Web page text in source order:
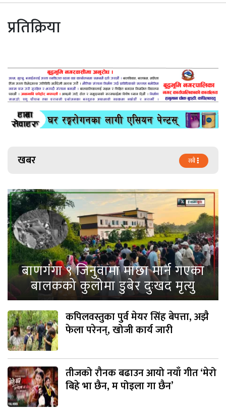
प्रतिक्रिया
खबर सबै
बाणगंगा ९ जिनुवामा माछा मार्न गएका
बालकको कुलोमा डुबेर दुःखद मृत्यु
कपिलवस्तुका पुर्व मेयर सिंह बेपत्ता, अझै
फेला परेनन्, खोजी कार्य जारी
तीजको रौनक बढाउन आयो नयाँ गीत ‘मेरो
बिहे भा छैन, म पोइला गा छैन’